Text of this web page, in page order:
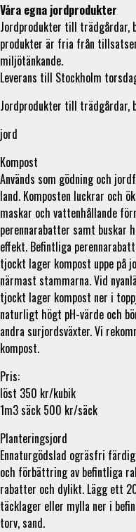
Våra egna jordprodukter
Jordprodukter till trädgårdar,
produkter är fria från
miljötänkande.
Leverans till Stockholm
Jordprodukter till trädgårdar,
jord
Kompost
Används som gödning och
land. Komposten luckrar och
maskar och vattenhållande
perennarabatter samt buskar
effekt. Befintliga
tjockt lager kompost uppe på
närmast stammarna. Vid
tjockt lager kompost ner i
naturligt högt pH-värde och
andra surjordsväxter. Vi
kompost.
Pris:
löst 350 kr/kubik
1m3 säck 500 kr/säck
Planteringsjord
Ennaturgödslad ogräsfri
och förbättring av befintliga
rabatter och dylikt. Lägg ett
täcklager eller mylla ner i
torv, sand.